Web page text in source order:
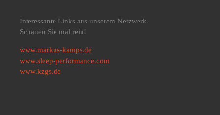
Interessante Links aus unserem Netzwerk.
Schauen Sie mal rein!
www.markus-kamps.de
www.sleep-performance.com
www.kzgs.de